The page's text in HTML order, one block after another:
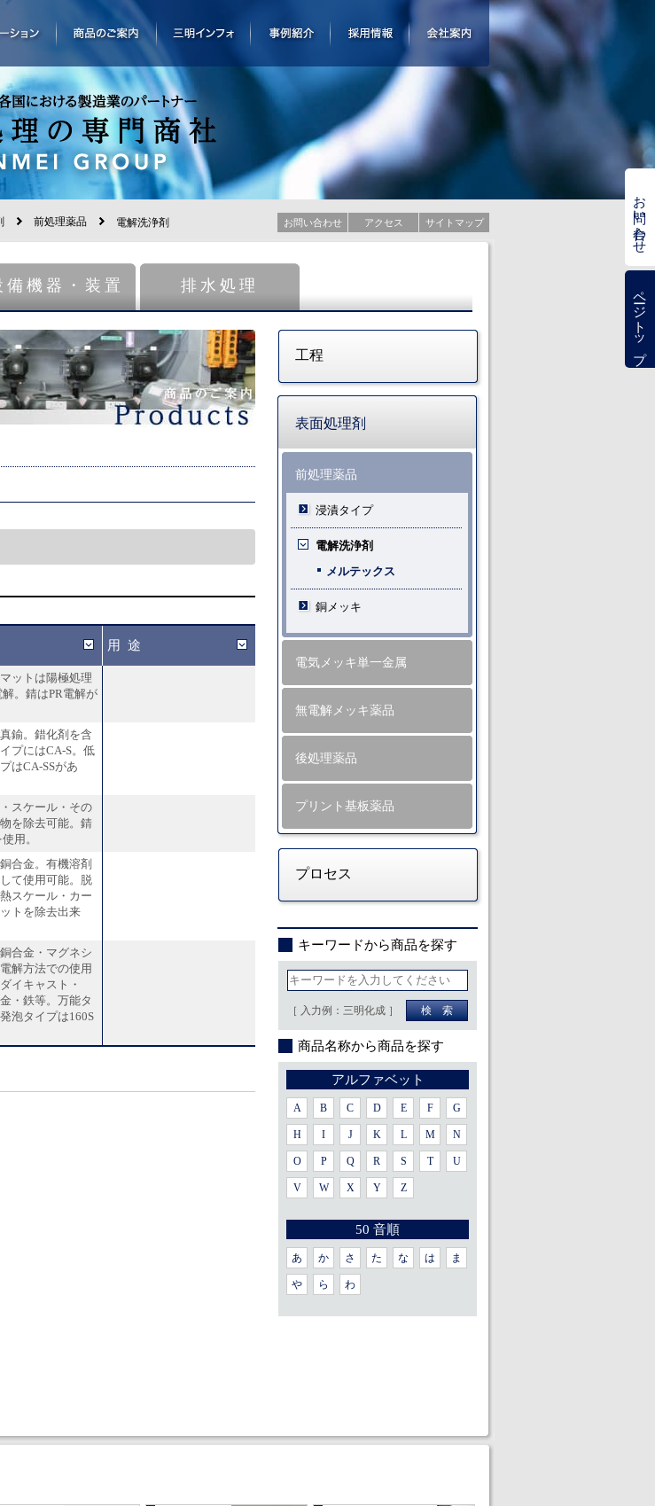
前処理薬品 電解洗浄剤
備機器・装置 排水処理
用途
ットは陽極処理
解。錆はPR電解が
鍮。錯化剤を含
プにはCA-S。低
はCA-SSがあ
スケール・その
を除去可能。錆
用。
合金。有機溶剤
て使用可能。脱
スケール・カー
トを除去出来
合金・マグネシ
解方法での使用
イキャスト・
・鉄等。万能タ
泡タイプは160S
工程
表面処理剤
前処理薬品
浸漬タイプ
電解洗浄剤
メルテックス
銅メッキ
電気メッキ単一金属
無電解メッキ薬品
後処理薬品
プリント基板薬品
プロセス
キーワードから商品を探す
［ 入力例：三明化成 ］
商品名称から商品を探す
アルファベット
A B C D E F G
H I J K L M N
O P Q R S T U
V W X Y Z
50 音順
あ か さ た な は ま
や ら わ
ページトップ
お問い合わせ
お問い合わせ アクセス サイトマップ